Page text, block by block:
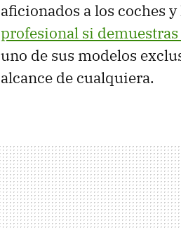
aficionados a los coches
profesional si
uno de sus modelos
alcance de cualquiera.